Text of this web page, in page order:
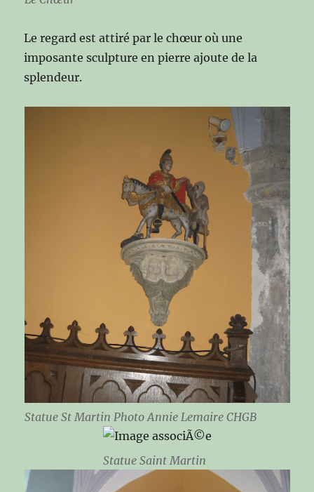
Le regard est attiré par le chœur où une
imposante sculpture en pierre ajoute de la
splendeur.
Statue St Martin Photo Annie Lemaire CHGB
Statue Saint Martin